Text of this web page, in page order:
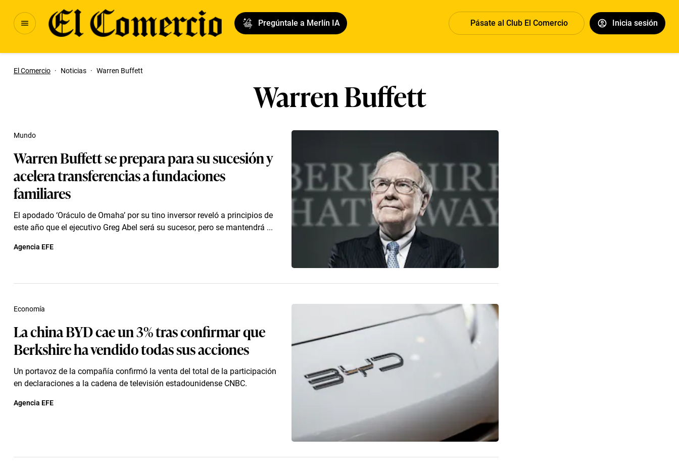
Pregúntale a Merlín IA Pásate al Club El Comercio Inicia sesión
El Comercio · Noticias · Warren Buffett
Warren Buffett
Warren Buffett se prepara para su sucesión y
acelera transferencias a fundaciones
familiares
El apodado ‘Oráculo de Omaha’ por su tino inversor reveló a principios de
este año que el ejecutivo Greg Abel será su sucesor, pero se mantendrá ...
Mundo
Agencia EFE
La china BYD cae un 3% tras confirmar que
Berkshire ha vendido todas sus acciones
Un portavoz de la compañía confirmó la venta del total de la participación
en declaraciones a la cadena de televisión estadounidense CNBC.
Economía
Agencia EFE